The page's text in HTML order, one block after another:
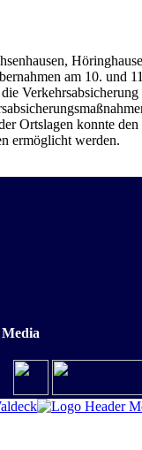
am 10. und
Ortslagen konnte
ermöglicht werden.